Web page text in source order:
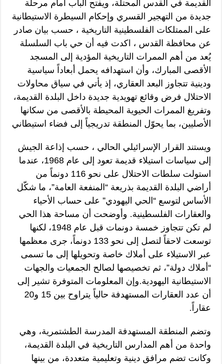
القديمة في القدس المحتلة، ويفتح الباب أمام مرحلة
جديدة من التهجير القسري وإحكام السيطرة الاستيطانية
على الممتلكات الفلسطينية التاريخية ، حسب بيان صادر
عن محافظة القدس ، اكدت فيه أن حي باب السلسلة
يُعد من أهم الممرات التاريخية المؤدية إلى المسجد
الأقصى المبارك، وأن استهدافه يحمل أبعاداً سياسية
ودينية تتجاوز البعد العقاري، إذ يأتي في سياق محاولات
الاحتلال فرض وقائع تهويدية جديدة داخل البلدة القديمة،
وتفريغ الممرات الحيوية المحيطة بالأقصى من سكانها
الأصليين، بما يحوّل المنطقة تدريجياً إلى فضاء استيطاني
ويستند القرار الإسرائيلي الحالي ، حسب إذاعة الجيش
إلى سياسات استيلاء قديمة تعود إلى عام 1968، عندما
استولت سلطات الاحتلال على نحو 116 دونماً من
أراضي البلدة القديمة بذريعة “المنفعة العامة”، ما شكّل
الأساس لتوسع “الحي اليهودي” على حساب الأحياء
والعقارات الفلسطينية. وأوضحت أن مساحة هذا الحي
لم تكن تتجاوز خمسة دونمات قبل عام 1948، لكنها
توسعت لاحقاً لتصل إلى نحو 133 دونماً، جرى معظمها
عبر الاستيلاء على أملاك خاصة وتحويلها إلى ما تسمى
“أملاك دولة”، ثم تخصيصها لصالح الجمعيات والجهات
الاستيطانية اليهودية.وإن المعلومات المتوفرة تشير إلى
أن عدد العقارات المستهدفة حالياً يتراوح بين 15 و20
عقاراً.
وتضم المنطقة المستهدفة المدرسة الطشتمرية، وهي
واحدة من أهم المدارس التاريخية في البلدة القديمة،
وكانت تضم مرافق دينية وتعليمية متعددة، من بينها